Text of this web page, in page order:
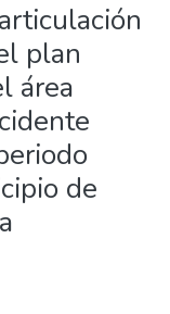
plan
área
de